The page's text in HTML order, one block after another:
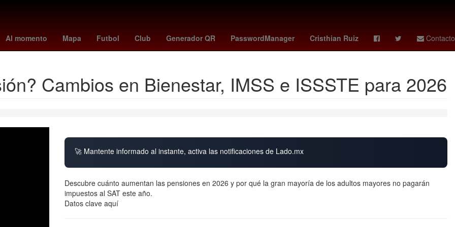
Al momento Mapa Futbol Club Generador QR PasswordManager Cristhian Ruiz Contacto
2026 fulham vs crystal palace elena rybakina Semana Santa palmeiras - cerro #Verificado2018 Brasil Nueva York
Cambios en Bienestar, IMSS e ISSSTE para 2026
🚀 Mantente informado al instante, activa las notificaciones de Lado.mx
Descubre cuánto aumentan las pensiones en 2026 y por qué la gran mayoría de los adultos mayores no pagarán
impuestos al SAT este año.
Datos clave aquí